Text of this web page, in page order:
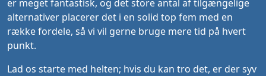
er meget fantastisk, og det store antal af tilgængelige
alternativer placerer det i en solid top fem med en
række fordele, så vi vil gerne bruge mere tid på hvert
punkt.
Lad os starte med helten; hvis du kan tro det, er der syv